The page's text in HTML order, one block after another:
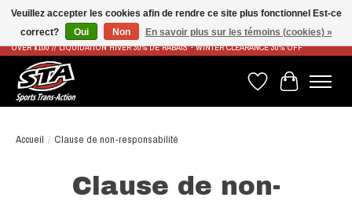
LIVRAISON RAPIDE ET GRATUITE À PARTIR DE 100$ - FAST & FREE SHIPPING ON ORDERS
OVER $100 // LIQUIDATION HIVER 30% DE RABAIS - WINTER CLEARANCE 30% OFF
Liste de souhaits
Panier
Accueil / Clause de non-responsabilité
Clause de non-
Veuillez accepter les cookies afin de rendre ce site plus fonctionnel Est-ce
correct?
Oui Non En savoir plus sur les témoins (cookies) »